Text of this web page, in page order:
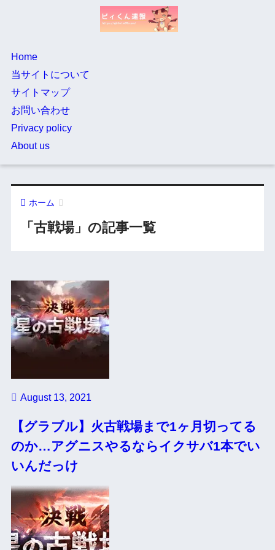
Home
当サイトについて
サイトマップ
お問い合わせ
Privacy policy
About us
ホーム
「古戦場」の記事一覧
August 13, 2021
【グラブル】火古戦場まで1ヶ月切ってる
のか…アグニスやるならイクサバ1本でい
いんだっけ